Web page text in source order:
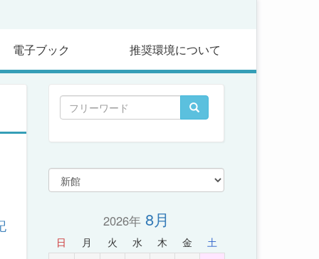
電子ブック 推奨環境について
2026年 8月
日 月 火 水 木 金 土